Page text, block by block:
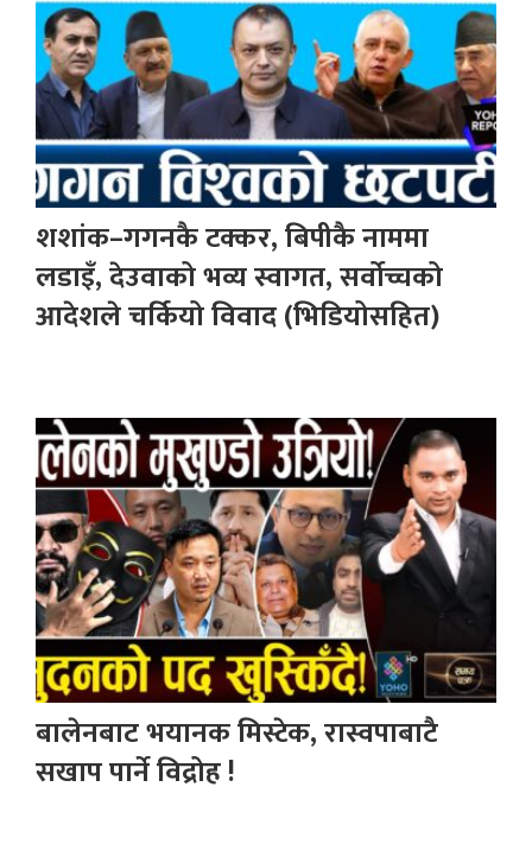
शशांक–गगनकै टक्कर, बिपीकै नाममा
लडाइँ, देउवाको भव्य स्वागत, सर्वोच्चको
आदेशले चर्कियो विवाद (भिडियोसहित)
बालेनबाट भयानक मिस्टेक, रास्वपाबाटै
सखाप पार्ने विद्रोह !